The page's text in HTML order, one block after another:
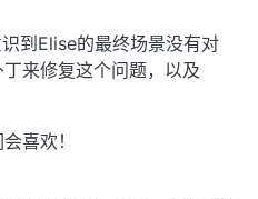
到Elise的最终场景没有对
来修复这个问题，以及
喜欢！